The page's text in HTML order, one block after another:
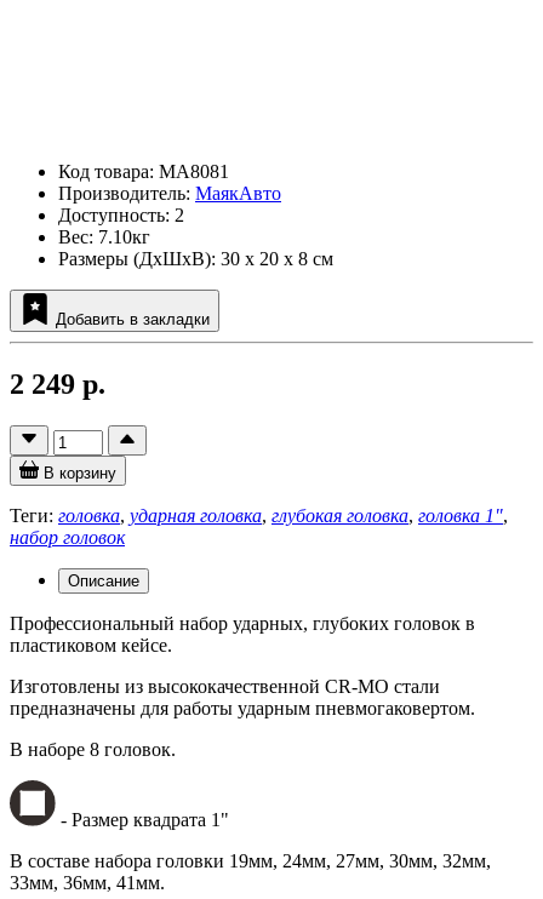
Код товара: MA8081
Производитель: МаякАвто
Доступность: 2
Вес: 7.10кг
Размеры (ДxШxВ): 30 x 20 x 8 см
Добавить в закладки
2 249 р.
В корзину
Теги: головка, ударная головка, глубокая головка, головка 1",
набор головок
Описание
Профессиональный набор ударных, глубоких головок в
пластиковом кейсе.
Изготовлены из высококачественной CR-MO стали
предназначены для работы ударным пневмогаковертом.
В наборе 8 головок.
- Размер квадрата 1"
В составе набора головки 19мм, 24мм, 27мм, 30мм, 32мм,
33мм, 36мм, 41мм.